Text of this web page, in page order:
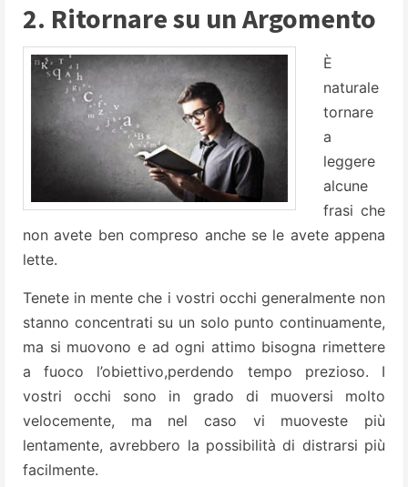
2. Ritornare su un Argomento
È
naturale
tornare
a
leggere
alcune
frasi che
non avete ben compreso anche se le avete appena
lette.
Tenete in mente che i vostri occhi generalmente non
stanno concentrati su un solo punto continuamente,
ma si muovono e ad ogni attimo bisogna rimettere
a fuoco l’obiettivo,perdendo tempo prezioso. I
vostri occhi sono in grado di muoversi molto
velocemente, ma nel caso vi muoveste più
lentamente, avrebbero la possibilità di distrarsi più
facilmente.